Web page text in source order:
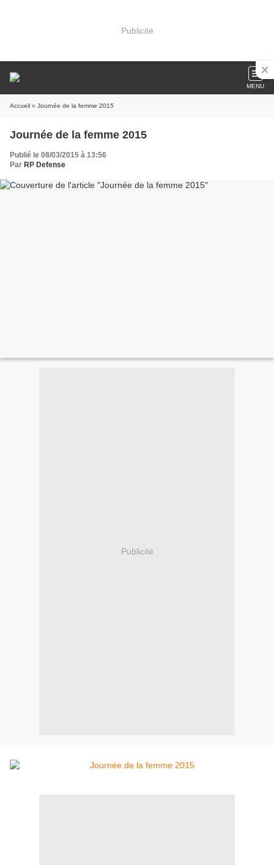
Publicité
MENU
Accueil » Journée de la femme 2015
Journée de la femme 2015
Publié le 08/03/2015 à 13:56
Par RP Defense
Publicité